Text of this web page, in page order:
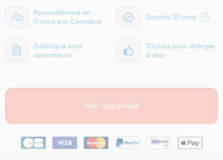
Reconditionné en
France par Certideal
Garanti 30 mois ?
Débloqué tous
opérateurs
30 jours pour changer
d'avis
● Seuls 5% de nos téléphones ont un grade Premium.
Non disponible